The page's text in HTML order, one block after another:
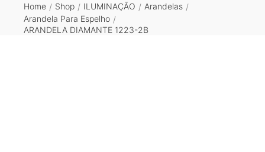
Home / Shop / ILUMINAÇÃO / Arandelas /
Arandela Para Espelho /
ARANDELA DIAMANTE 1223-2B